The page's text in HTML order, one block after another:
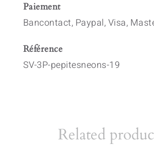
Paiement
Bancontact, Paypal, Visa,
Référence
SV-3P-pepitesneons-19
Related